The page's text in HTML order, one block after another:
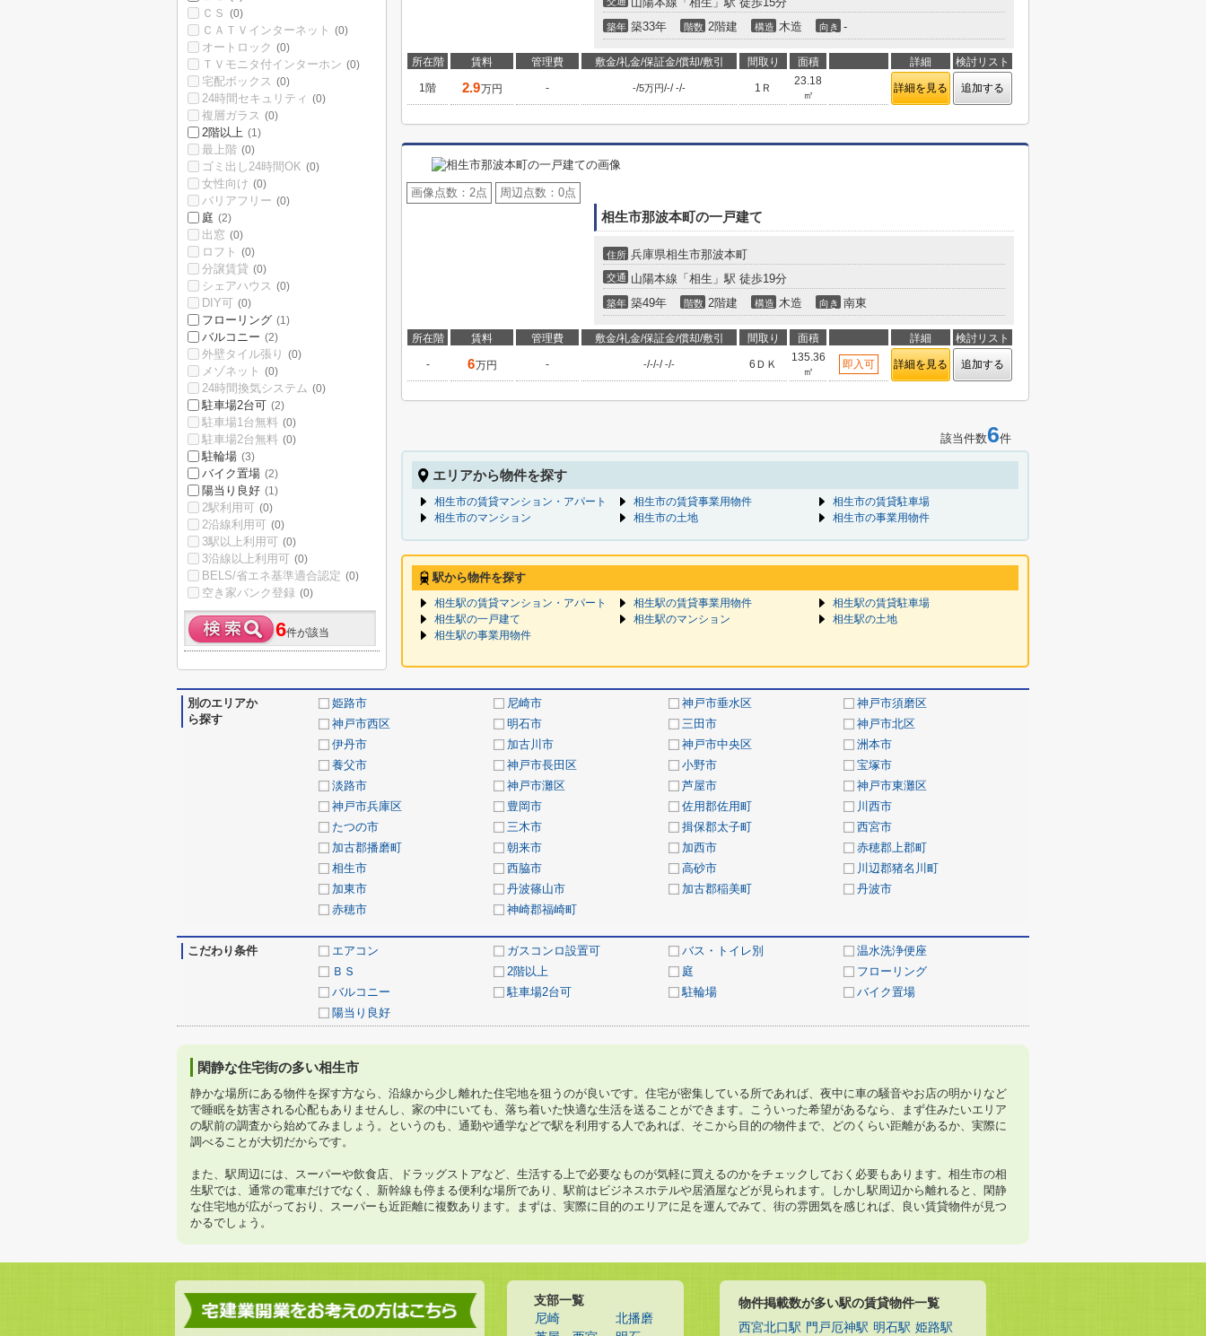
築年 築33年 階数 2階建 構造 木造 向き -
所在階 賃料 管理費 敷金/礼金/保証金/償却/敷引 間取り 面積 詳細 検討リスト
1階 2.9万円 - -/5万円/-/-/- 1Ｒ
23.18
㎡
詳細を見る 追加する
画像点数： 2点 周辺点数： 0点
相生市那波本町の一戸建て
住所 兵庫県相生市那波本町
交通 山陽本線「相生」駅 徒歩19分
築年 築49年 階数 2階建 構造 木造 向き 南東
所在階 賃料 管理費 敷金/礼金/保証金/償却/敷引 間取り 面積 詳細 検討リスト
- 6万円 - -/-/-/-/- 6ＤＫ
135.36
㎡
即入可 詳細を見る 追加する
該当件数6件
エリアから物件を探す
相生市の賃貸マンション・アパート 相生市の賃貸事業用物件
相生市の賃貸駐車場
相生市のマンション
相生市の土地 相生市の事業用物件
駅から物件を探す
相生駅の賃貸マンション・アパート 相生駅の賃貸事業用物件
相生駅の賃貸駐車場
相生駅の一戸建て
相生駅のマンション
相生駅の土地
相生駅の事業用物件
ＣＳ (0)
ＣＡＴＶインターネット (0)
オートロック (0)
ＴＶモニタ付インターホン (0)
宅配ボックス (0)
24時間セキュリティ (0)
複層ガラス (0)
2階以上 (1)
最上階 (0)
ゴミ出し24時間OK (0)
女性向け (0)
バリアフリー (0)
庭 (2)
出窓 (0)
ロフト (0)
分譲賃貸 (0)
シェアハウス (0)
DIY可 (0)
フローリング (1)
バルコニー (2)
外壁タイル張り (0)
メゾネット (0)
24時間換気システム (0)
駐車場2台可 (2)
駐車場1台無料 (0)
駐車場2台無料 (0)
駐輪場 (3)
バイク置場 (2)
陽当り良好 (1)
2駅利用可 (0)
2沿線利用可 (0)
3駅以上利用可 (0)
3沿線以上利用可 (0)
BELS/省エネ基準適合認定 (0)
空き家バンク登録 (0)
6件が該当
別のエリアか
ら探す
姫路市 尼崎市 神戸市垂水区
神戸市須磨区
神戸市西区
明石市 三田市
神戸市北区
伊丹市
加古川市 神戸市中央区
洲本市
養父市
神戸市長田区 小野市
宝塚市
淡路市
神戸市灘区 芦屋市
神戸市東灘区
神戸市兵庫区
豊岡市 佐用郡佐用町
川西市
たつの市
三木市 揖保郡太子町
西宮市
加古郡播磨町
朝来市 加西市
赤穂郡上郡町
相生市
西脇市 高砂市
川辺郡猪名川町
加東市
丹波篠山市 加古郡稲美町
丹波市
赤穂市
神崎郡福崎町
こだわり条件 エアコン ガスコンロ設置可 バス・トイレ別
温水洗浄便座
ＢＳ
2階以上 庭
フローリング
バルコニー
駐車場2台可 駐輪場
バイク置場
陽当り良好
閑静な住宅街の多い相生市
静かな場所にある物件を探す方なら、沿線から少し離れた住宅地を狙うのが良いです。住宅が密集している所であれば、夜中に車の騒音やお店の明かりなど
で睡眠を妨害される心配もありませんし、家の中にいても、落ち着いた快適な生活を送ることができます。こういった希望があるなら、まず住みたいエリア
の駅前の調査から始めてみましょう。というのも、通勤や通学などで駅を利用する人であれば、そこから目的の物件まで、どのくらい距離があるか、実際に
調べることが大切だからです。
また、駅周辺には、スーパーや飲食店、ドラッグストアなど、生活する上で必要なものが気軽に買えるのかをチェックしておく必要もあります。相生市の相
生駅では、通常の電車だけでなく、新幹線も停まる便利な場所であり、駅前はビジネスホテルや居酒屋などが見られます。しかし駅周辺から離れると、閑静
な住宅地が広がっており、スーパーも近距離に複数あります。まずは、実際に目的のエリアに足を運んでみて、街の雰囲気を感じれば、良い賃貸物件が見つ
かるでしょう。
支部一覧
尼崎
北播磨
物件掲載数が多い駅の賃貸物件一覧
西宮北口駅 門戸厄神駅 明石駅 姫路駅